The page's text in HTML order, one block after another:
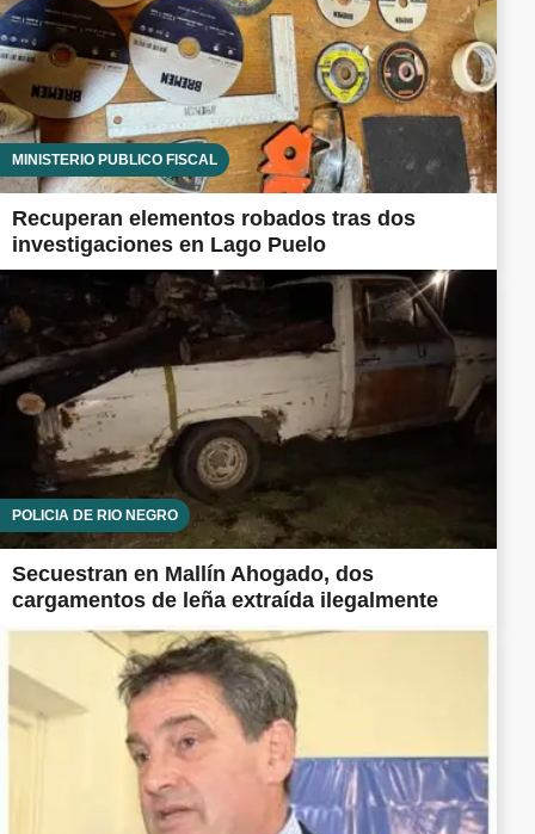
MINISTERIO PÚBLICO FISCAL
Recuperan elementos robados tras dos
investigaciones en Lago Puelo
POLICÍA DE RÍO NEGRO
Secuestran en Mallín Ahogado, dos
cargamentos de leña extraída ilegalmente